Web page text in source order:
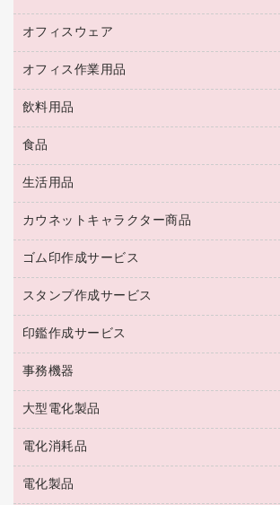
ＵＳＢハブ／ＵＳＢアクセサリー
ＯＡフィルター
ＯＡクリーナー／エアダスター
ＨＤＤ／ＳＳＤ
ディスプレイモニター
ロッカー・下駄箱
その他収納
オフィスアクセサリー
オフィスウェア
医療・介護・ワーキングウェア
ブラウス・シャツ
アウター
オフィス作業用品
養生用品
防災用品
防災用備蓄食品・飲料
台車・脚立
倉庫収納用品
作業用雑貨
梱包用品
梱包用テープ
園芸用品
ペット用品
飲料用品
緑茶飲料
茶葉・インスタント
紅茶・バラエティ飲料
レギュラーコーヒー
ミルク・シュガー
ソフトドリンク
コーヒーメーカー・備品
インスタントコーヒー
食品
食品
菓子
生活用品
浴室用品
台所用洗剤
掃除用品
掃除用洗剤
洗濯用品
消臭・芳香剤
殺虫剤
飲食用消耗品
カウネットキャラクター商品
カウネットキャラクター商品
ゴム印作成サービス
ゴム印作成サービス
ゴム印（一行印）作成サービス
ゴム印（フリーサイズ印）作成サービス
スタンプ作成サービス
シヤチハタスタンプ作成サービス
カウネットスタンプ作成サービス
印鑑作成サービス
印鑑作成サービス
事務機器
大型シュレッダー（共配）
レーザーポインター
ラミネートフィルム
ラミネータ
大型電化製品
冷蔵庫・キッチン・調理家電
テレビ・ＡＶ機器
電化消耗品
電球・蛍光灯
電化製品